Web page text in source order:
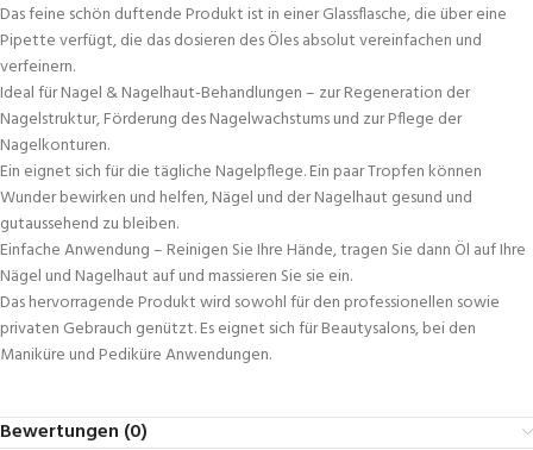
Das feine schön duftende Produkt ist in einer Glassflasche, die über eine
Pipette verfügt, die das dosieren des Öles absolut vereinfachen und
verfeinern.
Ideal für Nagel & Nagelhaut-Behandlungen – zur Regeneration der
Nagelstruktur, Förderung des Nagelwachstums und zur Pflege der
Nagelkonturen.
Ein eignet sich für die tägliche Nagelpflege. Ein paar Tropfen können
Wunder bewirken und helfen, Nägel und der Nagelhaut gesund und
gutaussehend zu bleiben.
Einfache Anwendung – Reinigen Sie Ihre Hände, tragen Sie dann Öl auf Ihre
Nägel und Nagelhaut auf und massieren Sie sie ein.
Das hervorragende Produkt wird sowohl für den professionellen sowie
privaten Gebrauch genützt. Es eignet sich für Beautysalons, bei den
Maniküre und Pediküre Anwendungen.
Bewertungen (0)